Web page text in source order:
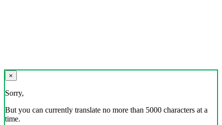
×
Sorry,
But you can currently translate no more than 5000 characters at a
time.